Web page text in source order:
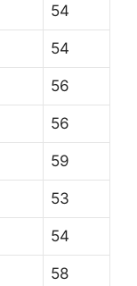
54
54
56
56
59
53
54
58